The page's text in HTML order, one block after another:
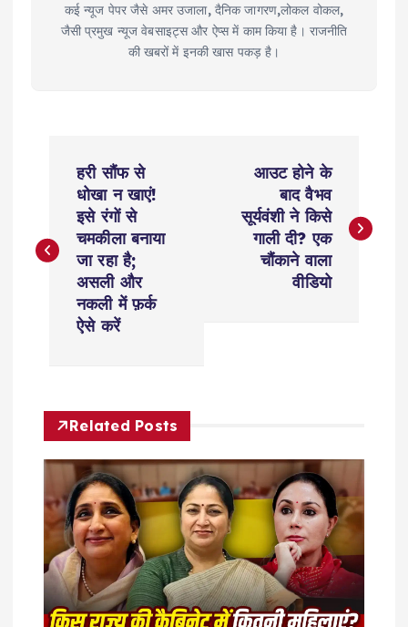
कई न्यूज पेपर जैसे अमर उजाला, दैनिक जागरण,लोकल वोकल,
जैसी प्रमुख न्यूज वेबसाइट्स और ऐप्स में काम किया है। राजनीति
की खबरों में इनकी खास पकड़ है।
s
v
g
a
t
हरी सौंफ से
धोखा न खाएं!
इसे रंगों से
चमकीला बनाया
जा रहा है;
असली और
नकली में फ़र्क
ऐसे करें
आउट होने के
बाद वैभव
सूर्यवंशी ने किसे
गाली दी? एक
चौंकाने वाला
वीडियो
Related Posts